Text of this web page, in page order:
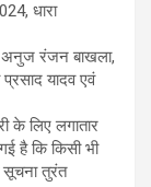
धारा
अनुज रंजन बाखला,
यादव एवं
के लिए लगातार
है कि किसी भी
सूचना तुरंत